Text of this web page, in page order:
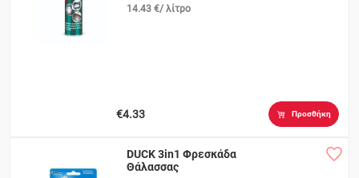
14.43 €/ λίτρο
€4.33 Προσθήκη
DUCK 3in1 Φρεσκάδα
Θάλασσας